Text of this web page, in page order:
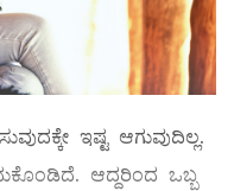
ಇಷ್ಟ ಆಗುವುದಿಲ್ಲ.
ಆದ್ದರಿಂದ ಒಬ್ಬ